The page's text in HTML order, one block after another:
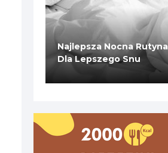
Najlepsza Nocna Rutyna
Dla Lepszego Snu